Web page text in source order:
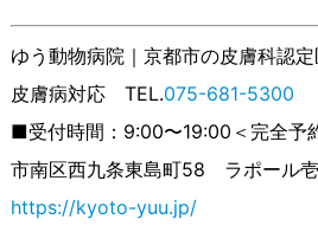
ゆう動物病院｜京都市の皮膚科認
皮膚病対応 TEL.075-681-5300
■受付時間：9:00〜19:00＜完全予
市南区西九条東島町58 ラポール
https://kyoto-yuu.jp/